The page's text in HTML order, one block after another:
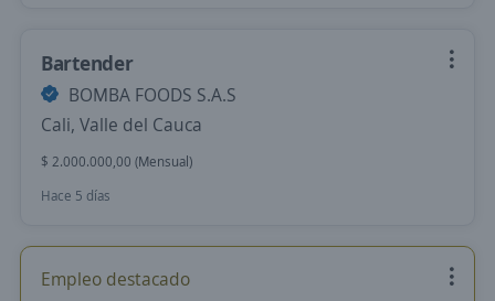
Bartender
BOMBA FOODS S.A.S
Cali, Valle del Cauca
$ 2.000.000,00 (Mensual)
Hace 5 días
Empleo destacado